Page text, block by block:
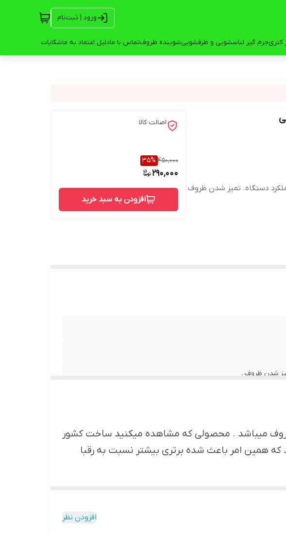
ورود | ثبت‌نام
کتریجرم گیر لباسشویی و ظرفشوییشوینده ظروفتماس با مادلیل اعتماد به ماشکایات
دستگاه. تمیز شدن ظروف
اصالت کالا
450,000
35%
290,000
افزودن به سبد خرید
شدن ظروف .
ظروف میباشد . محصولی که مشاهده میکنید ساخت کشور
همین امر باعث شده برتری بیشتر نسبت به رقبا
افزودن نظر